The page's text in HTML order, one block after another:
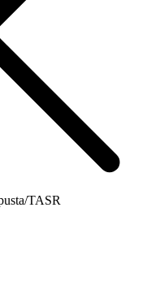
TASR